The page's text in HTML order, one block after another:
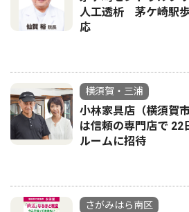
人工透析 茅ケ崎駅
応
横須賀・三浦
小林家具店（横須賀
は信頼の専門店で 22
ルームに招待
さがみはら南区